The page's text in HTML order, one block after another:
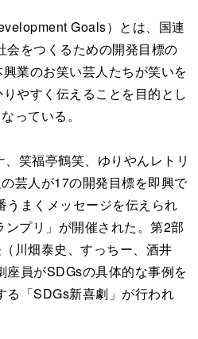
Goals）とは、国連
会をつくるための開発目標の
業のお笑い芸人たちが笑いを
やすく伝えることを目的とし
っている。
笑福亭鶴笑、ゆりやんレトリ
芸人が17の開発目標を即興で
うまくメッセージを伝えられ
プリ」が開催された。第2部
川畑泰史、すっちー、酒井
座員がSDGsの具体的な事例を
る「SDGs新喜劇」が行われ